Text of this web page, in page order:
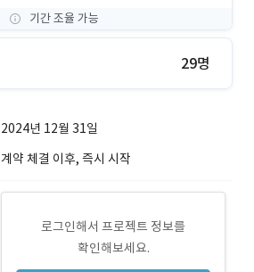
기간 조율 가능
29명
2024년 12월 31일
계약 체결 이후, 즉시 시작
로그인해서 프로젝트 정보를
확인해보세요.